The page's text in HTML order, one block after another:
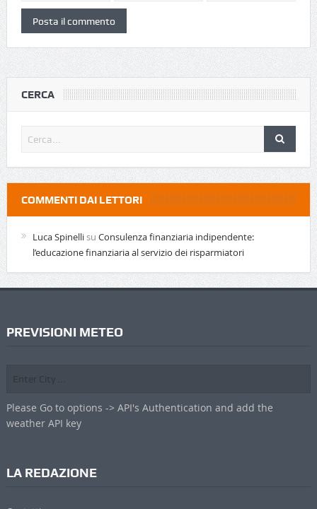
CERCA
COMMENTI DAI LETTORI
Luca Spinellisu Consulenza finanziaria indipendente:
l’educazione finanziaria al servizio dei risparmiatori
PREVISIONI METEO
Please Go to options -> API's Authentication and add the
weather API key
LA REDAZIONE